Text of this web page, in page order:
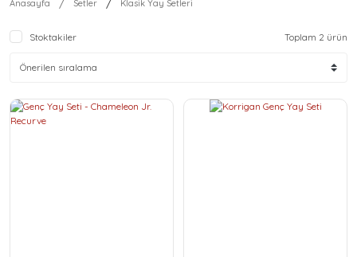
Anasayfa Setler Klasik Yay Setleri
Stoktakiler Toplam 2 ürün